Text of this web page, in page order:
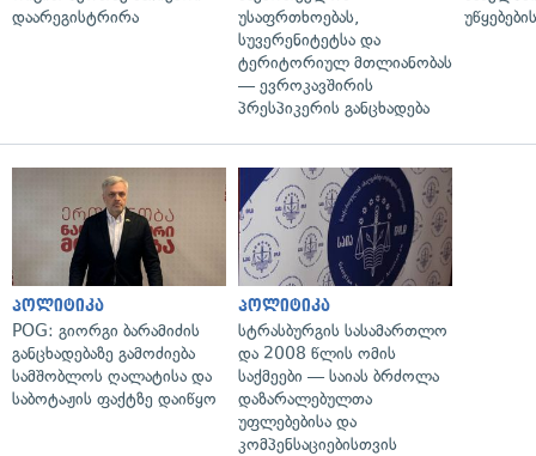
დაარეგისტრირა
უსაფრთხოებას,
სუვერენიტეტსა და
ტერიტორიულ მთლიანობას
— ევროკავშირის
პრესპიკერის განცხადება
პოლიტიკა
POG: გიორგი ბარამიძის
განცხადებაზე გამოძიება
სამშობლოს ღალატისა და
საბოტაჟის ფაქტზე დაიწყო
პოლიტიკა
სტრასბურგის სასამართლო
და 2008 წლის ომის
საქმეები — საიას ბრძოლა
დაზარალებულთა
უფლებებისა და
კომპენსაციებისთვის